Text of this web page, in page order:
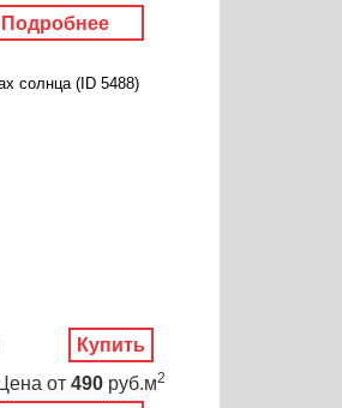
Подробнее
солнца (ID 5488)
Цена от 490 руб.м2
Купить